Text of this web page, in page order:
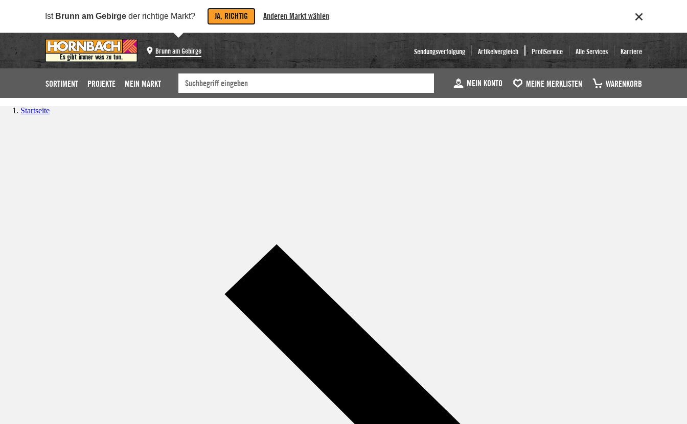
Ist Brunn am Gebirge der richtige Markt? JA, RICHTIG Anderen Markt wählen
Brunn am Gebirge Sendungsverfolgung Artikelvergleich ProfiService Alle Services Karriere
SORTIMENT PROJEKTE MEIN MARKT MEIN KONTO MEINE MERKLISTEN WARENKORB
Startseite